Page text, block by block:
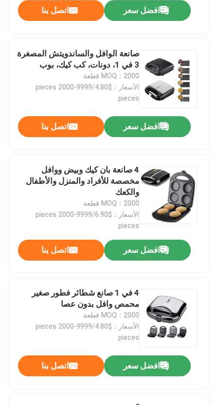
المنزل
فيديوهات
حولنا
جولة في المصنع
اتصل بنا
أخبار
اطلب اقتباس
افضل سعر اتصل بنا
صانعة الوافل والساندويتش المصغرة
3 في 1، دونات، كب كيك، بوب
MOQ：2000 قطعة
الأسعار：$4.80/pieces 2000-9999
pieces
افضل سعر اتصل بنا
4 صانعة بان كيك وبيض ووافل
مخصصة للأفراد والمنزل والأطفال
والكعك
MOQ：2000 قطعة
الأسعار：$6.90/pieces 2000-9999
pieces
افضل سعر اتصل بنا
4 في 1 صانع شطائر فطور صغير
محمص وافل بدون عصا
MOQ：2000 قطعة
الأسعار：$4.80/pieces 2000-9999
pieces
افضل سعر اتصل بنا